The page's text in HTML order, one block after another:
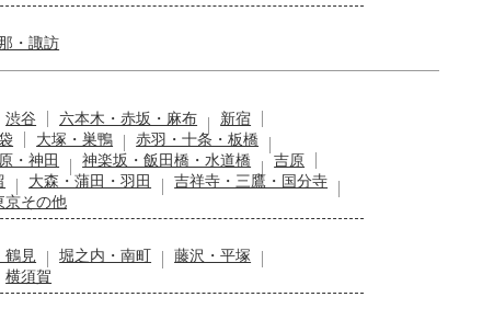
・諏訪
渋谷 六本木・赤坂・麻布
新宿
大塚・巣鴨
赤羽・十条・板橋
・神田 神楽坂・飯田橋・水道橋
吉原
大森・蒲田・羽田
吉祥寺・三鷹・国分寺
京その他
鶴見 堀之内・南町
藤沢・平塚
横須賀